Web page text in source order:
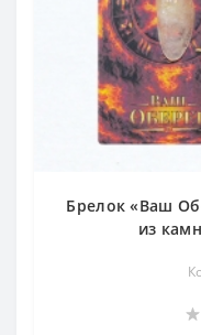
Брелок «Ваш
из